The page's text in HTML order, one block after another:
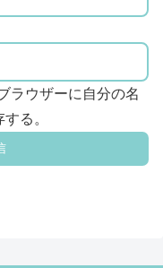
ラウザーに自分の名
る。